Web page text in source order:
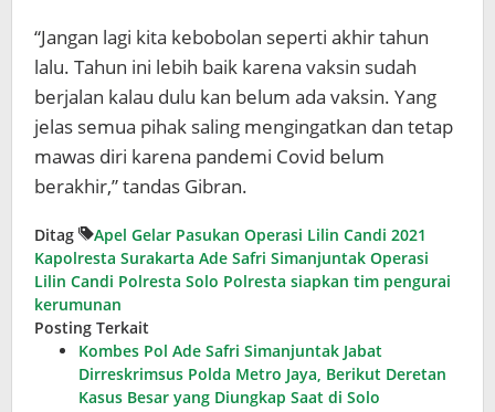
“Jangan lagi kita kebobolan seperti akhir tahun
lalu. Tahun ini lebih baik karena vaksin sudah
berjalan kalau dulu kan belum ada vaksin. Yang
jelas semua pihak saling mengingatkan dan tetap
mawas diri karena pandemi Covid belum
berakhir,” tandas Gibran.
Ditag
Apel Gelar Pasukan Operasi Lilin Candi 2021
Kapolresta Surakarta Ade Safri Simanjuntak Operasi
Lilin Candi Polresta Solo Polresta siapkan tim pengurai
kerumunan
Posting Terkait
Kombes Pol Ade Safri Simanjuntak Jabat
Dirreskrimsus Polda Metro Jaya, Berikut Deretan
Kasus Besar yang Diungkap Saat di Solo